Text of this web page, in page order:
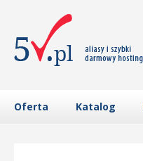
Oferta Katalog